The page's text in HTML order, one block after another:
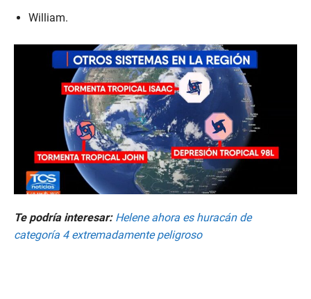
William.
Te podría interesar: Helene ahora es huracán de
categoría 4 extremadamente peligroso